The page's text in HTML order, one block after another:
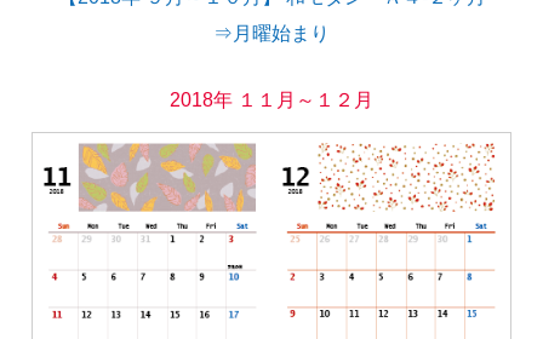
⇒月曜始まり
2018年 １１月～１２月